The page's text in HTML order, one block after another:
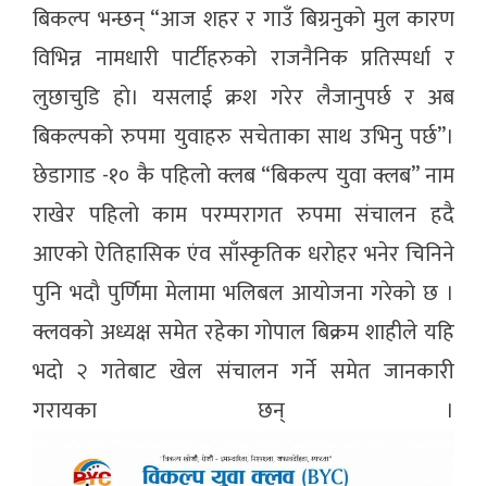
बिकल्प भन्छन् “आज शहर र गाउँ बिग्रनुकाे मुल कारण
विभिन्न नामधारी पार्टीहरुकाे राजनैनिक प्रतिस्पर्धा र
लुछाचुडि हाे। यसलाई क्रश गरेर लैजानुपर्छ र अब
बिकल्पकाे रुपमा युवाहरु सचेताका साथ उभिनु पर्छ”।
छेडागाड -१० कै पहिलाे क्लब “बिकल्प युवा क्लब” नाम
राखेर पहिलाे काम परम्परागत रुपमा संचालन हदै
आएकाे ऐतिहासिक एंव साँस्कृतिक धराेहर भनेर चिनिने
पुनि भदाै पुर्णिमा मेलामा भलिबल आयाेजना गरेकाे छ ।
क्लवकाे अध्यक्ष समेत रहेका गाेपाल बिक्रम शाहीले यहि
भदाे २ गतेबाट खेल संचालन गर्ने समेत जानकारी
गरायका छन् ।